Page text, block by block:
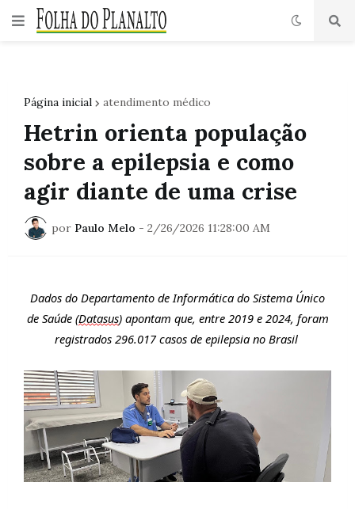
Página inicial atendimento médico
Hetrin orienta população
sobre a epilepsia e como
agir diante de uma crise
por Paulo Melo - 2/26/2026 11:28:00 AM
Dados do Departamento de Informática do Sistema Único
de Saúde(Datasus) apontam que, entre 2019 e 2024, foram
registrados 296.017 casos de epilepsia no Brasil